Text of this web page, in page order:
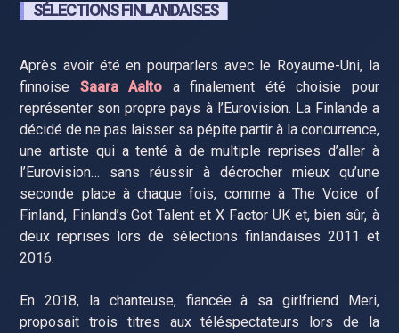
SÉLECTIONS FINLANDAISES
Après avoir été en pourparlers avec le Royaume-Uni, la
finnoise Saara Aalto a finalement été choisie pour
représenter son propre pays à l’Eurovision. La Finlande a
décidé de ne pas laisser sa pépite partir à la concurrence,
une artiste qui a tenté à de multiple reprises d’aller à
l’Eurovision… sans réussir à décrocher mieux qu’une
seconde place à chaque fois, comme à The Voice of
Finland, Finland’s Got Talent et X Factor UK et, bien sûr, à
deux reprises lors de sélections finlandaises 2011 et
2016.
En 2018, la chanteuse, fiancée à sa girlfriend Meri,
proposait trois titres aux téléspectateurs lors de la